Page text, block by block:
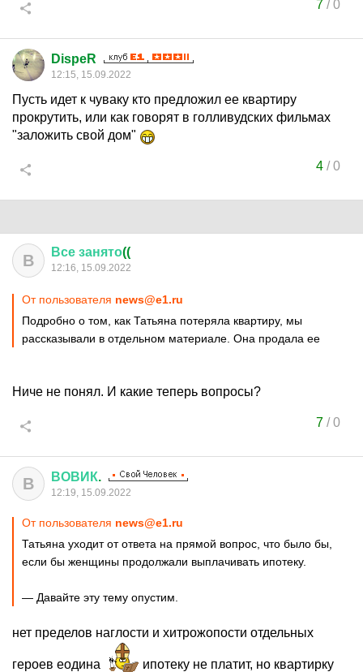
7 / 0
DispeR
12:15, 15.09.2022
Пусть идет к чуваку кто предложил ее квартиру
прокрутить, или как говорят в голливудских фильмах
"заложить свой дом"
4/0
В Все занято((
12:16, 15.09.2022
От пользователя news@e1.ru
Подробно о том, как Татьяна потеряла квартиру, мы
рассказывали в отдельном материале. Она продала ее
Ниче не понял. И какие теперь вопросы?
7/0
В ВОВИК.
12:19, 15.09.2022
От пользователя news@e1.ru
Татьяна уходит от ответа на прямой вопрос, что было бы,
если бы женщины продолжали выплачивать ипотеку.
— Давайте эту тему опустим.
нет пределов наглости и хитрожопости отдельных
героев еодина
ипотеку не платит, но квартирку